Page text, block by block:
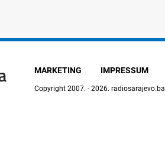
MARKETING IMPRESSUM
Copyright 2007. - 2026. radiosarajevo.ba